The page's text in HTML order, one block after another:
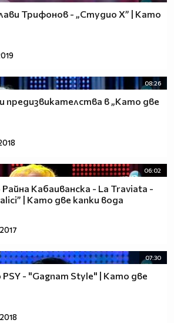
Трифонов - „Студио Х” | Като
08:26
предизвикателства в „Като две
06:02
Кабаиванска - La Traviata -
| Като две капки вода
07:30
- "Gagnam Style" | Като две